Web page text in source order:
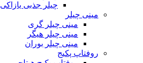
چیلر جذبی یازاکی
مینی چیلر
مینی چیلر گری
مینی چیلر هیگر
مینی چیلر بوران
روفتاپ پکیج